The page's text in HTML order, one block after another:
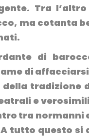
Tra
ma cotanta
di
di
tradizione
e
tra normanni
tutto questo si